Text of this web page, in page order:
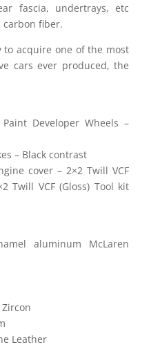
fascia, undertrays, etc
carbon fiber.
acquire one of the most
cars ever produced, the
Developer Wheels –
– Black contrast
cover – 2×2 Twill VCF
Twill VCF (Gloss) Tool kit
aluminum McLaren
Leather